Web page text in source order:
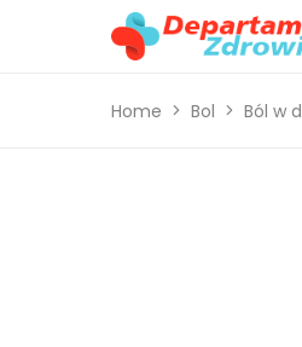
Home Bol Ból w